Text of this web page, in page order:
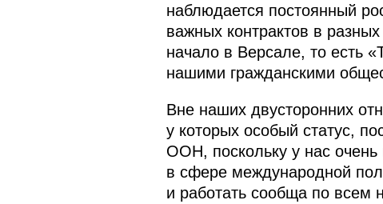
наблюдается постоянный
важных контрактов в
начало в Версале, то есть
нашими гражданскими
Вне наших двусторонних
у которых особый статус,
ООН, поскольку у нас очень
в сфере международной
и работать сообща по всем